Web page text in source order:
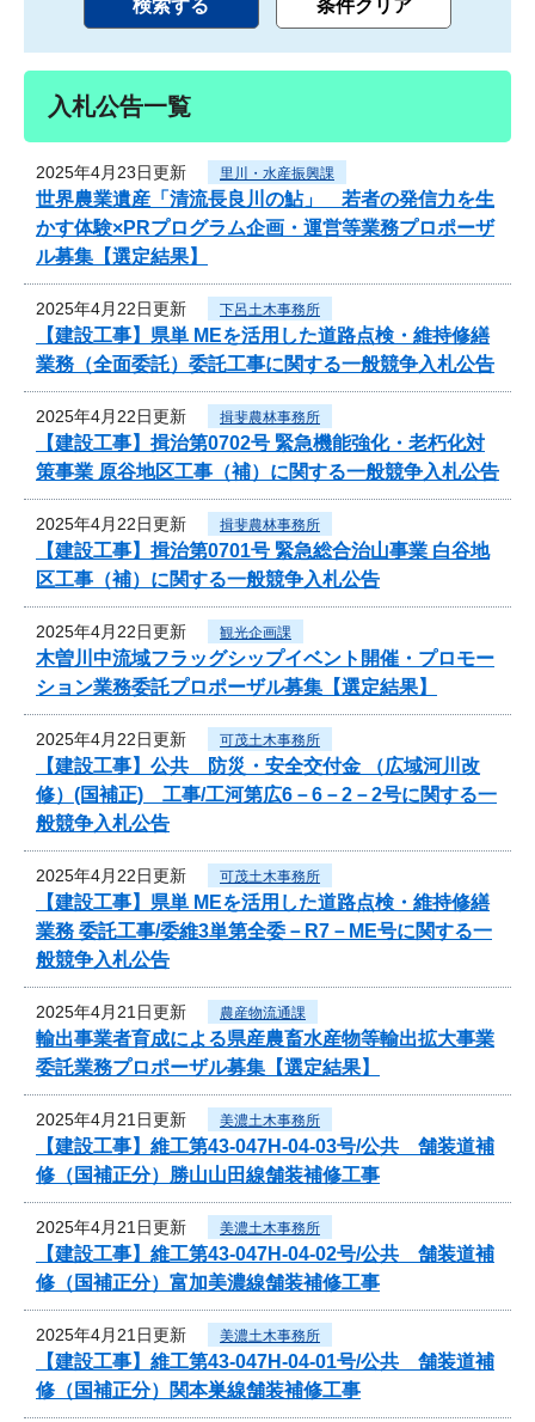
入札公告一覧
2025年4月23日更新 里川・水産振興課
世界農業遺産「清流長良川の鮎」 若者の発信力を生
かす体験×PRプログラム企画・運営等業務プロポーザ
ル募集【選定結果】
2025年4月22日更新 下呂土木事務所
【建設工事】県単 MEを活用した道路点検・維持修繕
業務（全面委託）委託工事に関する一般競争入札公告
2025年4月22日更新 揖斐農林事務所
【建設工事】揖治第0702号 緊急機能強化・老朽化対
策事業 原谷地区工事（補）に関する一般競争入札公告
2025年4月22日更新 揖斐農林事務所
【建設工事】揖治第0701号 緊急総合治山事業 白谷地
区工事（補）に関する一般競争入札公告
2025年4月22日更新 観光企画課
木曽川中流域フラッグシップイベント開催・プロモー
ション業務委託プロポーザル募集【選定結果】
2025年4月22日更新 可茂土木事務所
【建設工事】公共 防災・安全交付金 （広域河川改
修）(国補正) 工事/工河第広6－6－2－2号に関する一
般競争入札公告
2025年4月22日更新 可茂土木事務所
【建設工事】県単 MEを活用した道路点検・維持修繕
業務 委託工事/委維3単第全委－R7－ME号に関する一
般競争入札公告
2025年4月21日更新 農産物流通課
輸出事業者育成による県産農畜水産物等輸出拡大事業
委託業務プロポーザル募集【選定結果】
2025年4月21日更新 美濃土木事務所
【建設工事】維工第43-047H-04-03号/公共 舗装道補
修（国補正分）勝山山田線舗装補修工事
2025年4月21日更新 美濃土木事務所
【建設工事】維工第43-047H-04-02号/公共 舗装道補
修（国補正分）富加美濃線舗装補修工事
2025年4月21日更新 美濃土木事務所
【建設工事】維工第43-047H-04-01号/公共 舗装道補
修（国補正分）関本巣線舗装補修工事